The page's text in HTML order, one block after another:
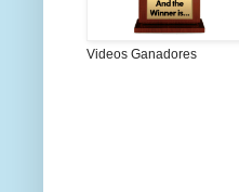
Videos Ganadores